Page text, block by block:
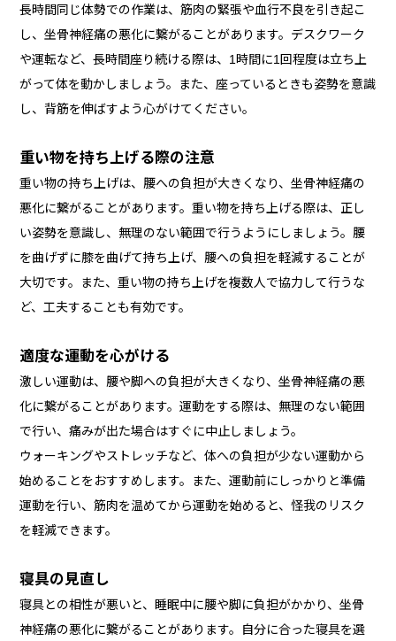
長時間同じ体勢での作業は、筋肉の緊張や血行不良を引き起こ
し、坐骨神経痛の悪化に繋がることがあります。デスクワーク
や運転など、長時間座り続ける際は、1時間に1回程度は立ち上
がって体を動かしましょう。また、座っているときも姿勢を意識
し、背筋を伸ばすよう心がけてください。
重い物を持ち上げる際の注意
重い物の持ち上げは、腰への負担が大きくなり、坐骨神経痛の
悪化に繋がることがあります。重い物を持ち上げる際は、正し
い姿勢を意識し、無理のない範囲で行うようにしましょう。腰
を曲げずに膝を曲げて持ち上げ、腰への負担を軽減することが
大切です。また、重い物の持ち上げを複数人で協力して行うな
ど、工夫することも有効です。
適度な運動を心がける
激しい運動は、腰や脚への負担が大きくなり、坐骨神経痛の悪
化に繋がることがあります。運動をする際は、無理のない範囲
で行い、痛みが出た場合はすぐに中止しましょう。
ウォーキングやストレッチなど、体への負担が少ない運動から
始めることをおすすめします。また、運動前にしっかりと準備
運動を行い、筋肉を温めてから運動を始めると、怪我のリスク
を軽減できます。
寝具の見直し
寝具との相性が悪いと、睡眠中に腰や脚に負担がかかり、坐骨
神経痛の悪化に繋がることがあります。自分に合った寝具を選